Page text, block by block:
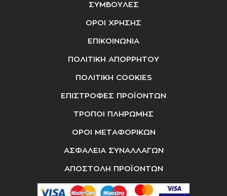
ΣΥΜΒΟΥΛΕΣ
ΟΡΟΙ ΧΡΗΣΗΣ
ΕΠΙΚΟΙΝΩΝΙΑ
ΠΟΛΙΤΙΚΗ ΑΠΟΡΡΗΤΟΥ
ΠΟΛΙΤΙΚΗ COOKIES
ΕΠΙΣΤΡΟΦΕΣ ΠΡΟΪΟΝΤΩΝ
ΤΡΟΠΟΙ ΠΛΗΡΩΜΗΣ
ΟΡΟΙ ΜΕΤΑΦΟΡΙΚΩΝ
ΑΣΦΑΛΕΙΑ ΣΥΝΑΛΛΑΓΩΝ
ΑΠΟΣΤΟΛΗ ΠΡΟΪΟΝΤΩΝ